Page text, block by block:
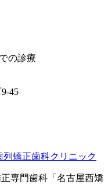
の診療
45
専門歯科「名古屋西矯